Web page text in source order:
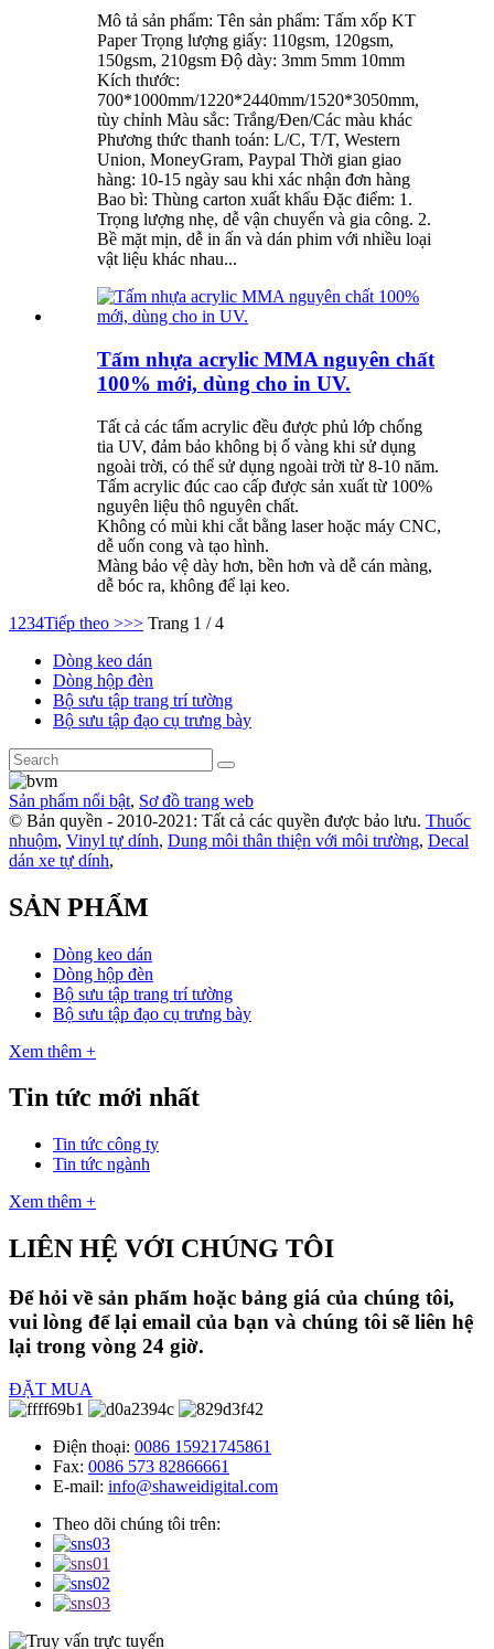
Mô tả sản phẩm: Tên sản phẩm: Tấm xốp KT
Paper Trọng lượng giấy: 110gsm, 120gsm,
150gsm, 210gsm Độ dày: 3mm 5mm 10mm
Kích thước:
700*1000mm/1220*2440mm/1520*3050mm,
tùy chỉnh Màu sắc: Trắng/Đen/Các màu khác
Phương thức thanh toán: L/C, T/T, Western
Union, MoneyGram, Paypal Thời gian giao
hàng: 10-15 ngày sau khi xác nhận đơn hàng
Bao bì: Thùng carton xuất khẩu Đặc điểm: 1.
Trọng lượng nhẹ, dễ vận chuyển và gia công. 2.
Bề mặt mịn, dễ in ấn và dán phim với nhiều loại
vật liệu khác nhau...
Tấm nhựa acrylic MMA nguyên chất
100% mới, dùng cho in UV.
Tất cả các tấm acrylic đều được phủ lớp chống
tia UV, đảm bảo không bị ố vàng khi sử dụng
ngoài trời, có thể sử dụng ngoài trời từ 8-10 năm.
Tấm acrylic đúc cao cấp được sản xuất từ ​​100%
nguyên liệu thô nguyên chất.
Không có mùi khi cắt bằng laser hoặc máy CNC,
dễ uốn cong và tạo hình.
Màng bảo vệ dày hơn, bền hơn và dễ cán màng,
dễ bóc ra, không để lại keo.
1 234Tiếp theo >>> Trang 1 / 4
Dòng keo dán
Dòng hộp đèn
Bộ sưu tập trang trí tường
Bộ sưu tập đạo cụ trưng bày
Sản phẩm nổi bật, Sơ đồ trang web
© Bản quyền - 2010-2021: Tất cả các quyền được bảo lưu. Thuốc
nhuộm, Vinyl tự dính, Dung môi thân thiện với môi trường, Decal
dán xe tự dính,
SẢN PHẨM
Dòng keo dán
Dòng hộp đèn
Bộ sưu tập trang trí tường
Bộ sưu tập đạo cụ trưng bày
Xem thêm +
Tin tức mới nhất
Tin tức công ty
Tin tức ngành
Xem thêm +
LIÊN HỆ VỚI CHÚNG TÔI
Để hỏi về sản phẩm hoặc bảng giá của chúng tôi,
vui lòng để lại email của bạn và chúng tôi sẽ liên hệ
lại trong vòng 24 giờ.
ĐẶT MUA
Điện thoại: 0086 15921745861
Fax: 0086 573 82866661
E-mail: info@shaweidigital.com
Theo dõi chúng tôi trên: